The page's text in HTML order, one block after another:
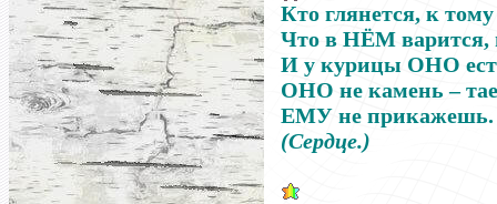
Кто глянется, к
Что в НЁМ варится,
И у курицы ОНО
ОНО не камень–
ЕМУ не прикажешь.
(Сердце.)